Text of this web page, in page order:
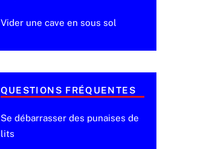
Vider une cave en sous sol
QUESTIONS FRÉQUENTES
Se débarrasser des punaises de
lits